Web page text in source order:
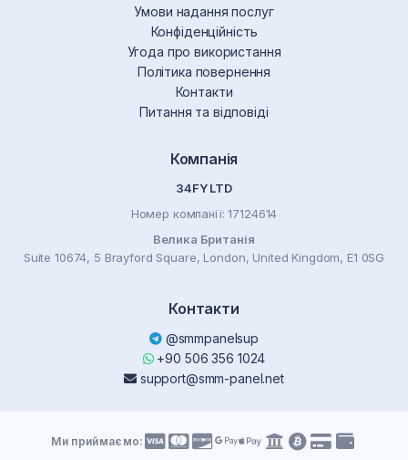
Умови надання послуг
Конфіденційність
Угода про використання
Політика повернення
Контакти
Питання та відповіді
Компанія
34FY LTD
Номер компанії: 17124614
Велика Британія
Suite 10674, 5 Brayford Square, London, United Kingdom, E1 0SG
Контакти
@smmpanelsup
+90 506 356 1024
support@smm-panel.net
Ми приймаємо: